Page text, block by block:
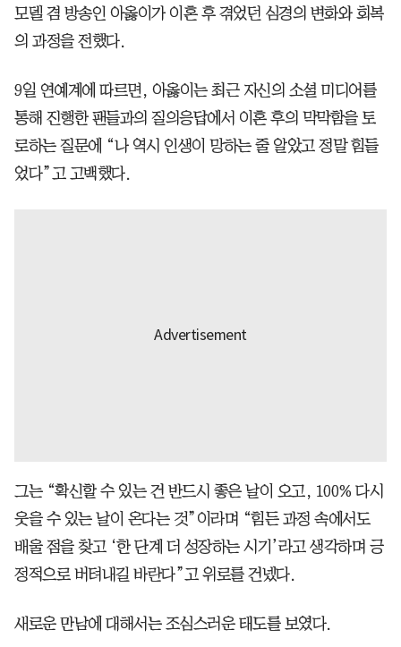
모델 겸 방송인 아옳이가 이혼 후 겪었던 심경의 변화와 회복
의 과정을 전했다.
9일 연예계에 따르면, 아옳이는 최근 자신의 소셜 미디어를
통해 진행한 팬들과의 질의응답에서 이혼 후의 막막함을 토
로하는 질문에 “나 역시 인생이 망하는 줄 알았고 정말 힘들
었다”고 고백했다.
그는 “확신할 수 있는 건 반드시 좋은 날이 오고, 100% 다시
웃을 수 있는 날이 온다는 것”이라며 “힘든 과정 속에서도
배울 점을 찾고 ‘한 단계 더 성장하는 시기’라고 생각하며 긍
정적으로 버텨내길 바란다”고 위로를 건넸다.
새로운 만남에 대해서는 조심스러운 태도를 보였다.